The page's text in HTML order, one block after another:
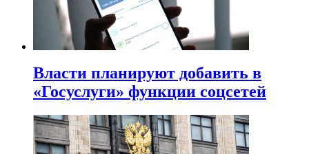
Власти планируют добавить в
«Госуслуги» функции соцсетей